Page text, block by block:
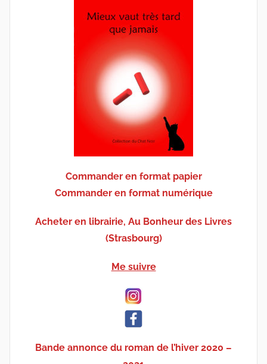
Commander en format papier
Commander en format numérique
Acheter en librairie, Au Bonheur des Livres
(Strasbourg)
Me suivre
Bande annonce du roman de l’hiver 2020 –